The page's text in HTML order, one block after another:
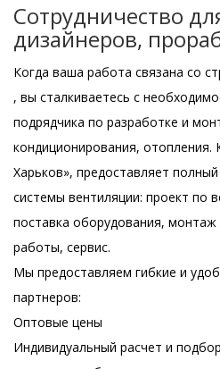
Сотрудничество
дизайнеров,
Когда ваша работа связана со
, вы сталкиваетесь с
подрядчика по разработке и
кондиционирования,
Харьков», предоставляет
системы вентиляции: проект по
поставка оборудования, монтаж
работы, сервис.
Мы предоставляем гибкие и
партнеров:
Оптовые цены
Индивидуальный расчет и